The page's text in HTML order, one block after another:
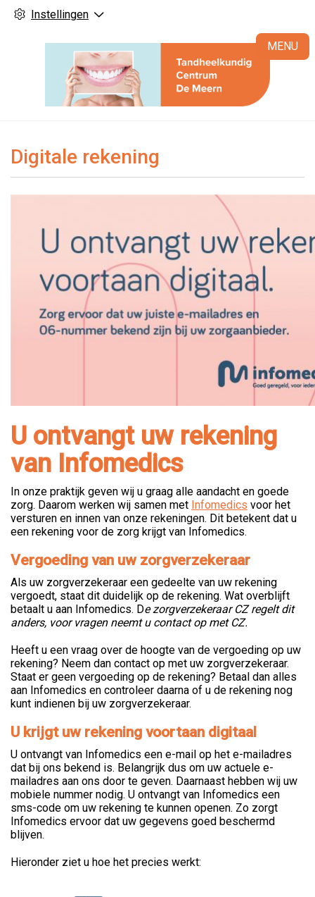
Instellingen
MENU
Digitale rekening
U ontvangt uw rekening
van Infomedics
In onze praktijk geven wij u graag alle aandacht en goede
zorg. Daarom werken wij samen met Infomedics voor het
versturen en innen van onze rekeningen. Dit betekent dat u
een rekening voor de zorg krijgt van Infomedics.
Vergoeding van uw zorgverzekeraar
Als uw zorgverzekeraar een gedeelte van uw rekening
vergoedt, staat dit duidelijk op de rekening. Wat overblijft
betaalt u aan Infomedics. De zorgverzekeraar CZ regelt dit
anders, voor vragen neemt u contact op met CZ.
Heeft u een vraag over de hoogte van de vergoeding op uw
rekening? Neem dan contact op met uw zorgverzekeraar.
Staat er geen vergoeding op de rekening? Betaal dan alles
aan Infomedics en controleer daarna of u de rekening nog
kunt indienen bij uw zorgverzekeraar.
U krijgt uw rekening voortaan digitaal
U ontvangt van Infomedics een e-mail op het e-mailadres
dat bij ons bekend is. Belangrijk dus om uw actuele e-
mailadres aan ons door te geven. Daarnaast hebben wij uw
mobiele nummer nodig. U ontvangt van Infomedics een
sms-code om uw rekening te kunnen openen. Zo zorgt
Infomedics ervoor dat uw gegevens goed beschermd
blijven.
Hieronder ziet u hoe het precies werkt: